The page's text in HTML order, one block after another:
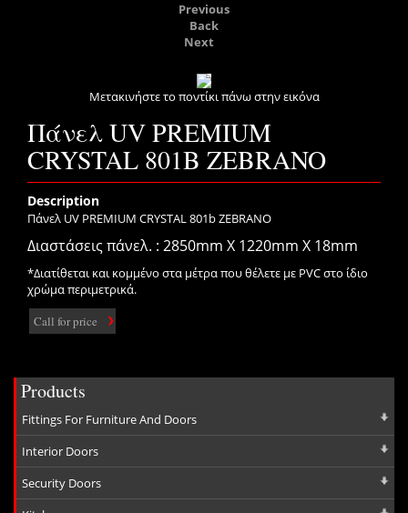
Previous
Back
Next
Μετακινήστε το ποντίκι πάνω στην εικόνα
Πάνελ UV PREMIUM
CRYSTAL 801B ZEBRANO
Description
Πάνελ UV PREMIUM CRYSTAL 801b ZEBRANO
Διαστάσεις πάνελ. : 2850mm X 1220mm X 18mm
*Διατίθεται και κομμένο στα μέτρα που θέλετε με PVC στο ίδιο
χρώμα περιμετρικά.
Call for price
Products
Fittings For Furniture And Doors
Interior Doors
Security Doors